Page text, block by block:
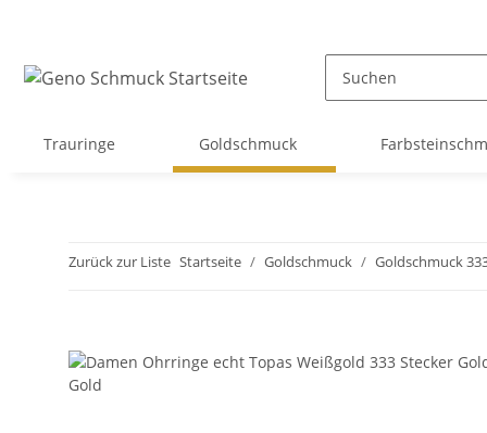
Trauringe Goldschmuck
Zurück zur Liste Startseite Goldschmuck Goldschmuck